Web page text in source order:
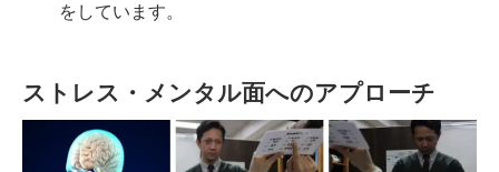
をしています。
ストレス・メンタル面へのアプローチ